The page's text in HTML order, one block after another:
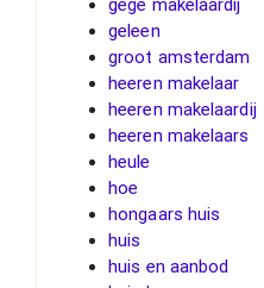
geleen
groot amsterdam
heeren makelaar
heeren makelaardij
heeren makelaars
heule
hoe
hongaars huis
huis
huis en aanbod